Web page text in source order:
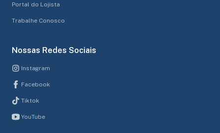
Portal do Lojista
Trabalhe Conosco
Nossas Redes Sociais
Instagram
Facebook
Tiktok
YouTube